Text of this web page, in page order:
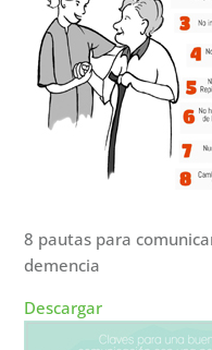
8 pautas para
demencia
Descargar